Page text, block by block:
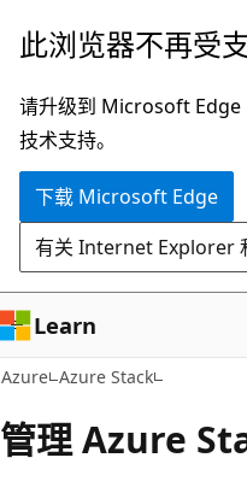
跳
主
要
内
此浏览器不再受支
请升级到 Microsoft Edge
技术支持。
下载 Microsoft Edge
有关 Internet Explorer
Learn
Azure Azure Stack
管理 Azure